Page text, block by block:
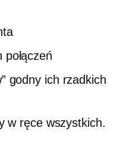
połączeń
godny ich rzadkich
w ręce wszystkich.